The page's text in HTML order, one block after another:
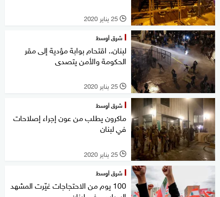
l 25 يناير 2020
شرق أوسط
لبنان.. اقتحام بوابة مؤدية إلى مقر
الحكومة والأمن يتصدى
l 25 يناير 2020
شرق أوسط
ماكرون يطلب من عون إجراء إصلاحات
في لبنان
l 25 يناير 2020
شرق أوسط
100 يوم من الاحتجاجات غيّرت المشهد